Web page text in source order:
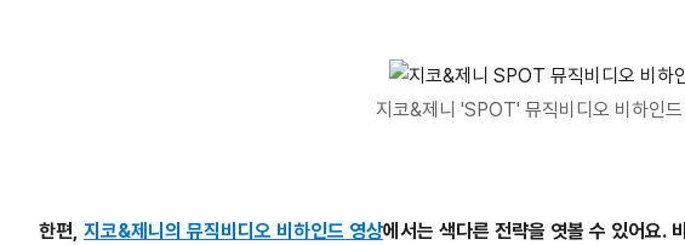
지코&제니 'SPOT' 뮤직비디오 비하인
한편, 지코&제니의 뮤직비디오 비하인드 영상에서는 색다른 전략을 엿볼 수 있어요.